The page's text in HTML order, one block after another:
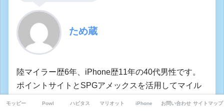
ため蔵
陸マイラー歴6年、iPhone歴11年の40代男性です。
ポイントサイトとSPGアメックスを活用してマイル
とお小遣いを稼ぎ、飛行機や高級ホテルを使った旅
モッピー Powl ハピタス マリオット iPhone お問い合わせ サイトマップ